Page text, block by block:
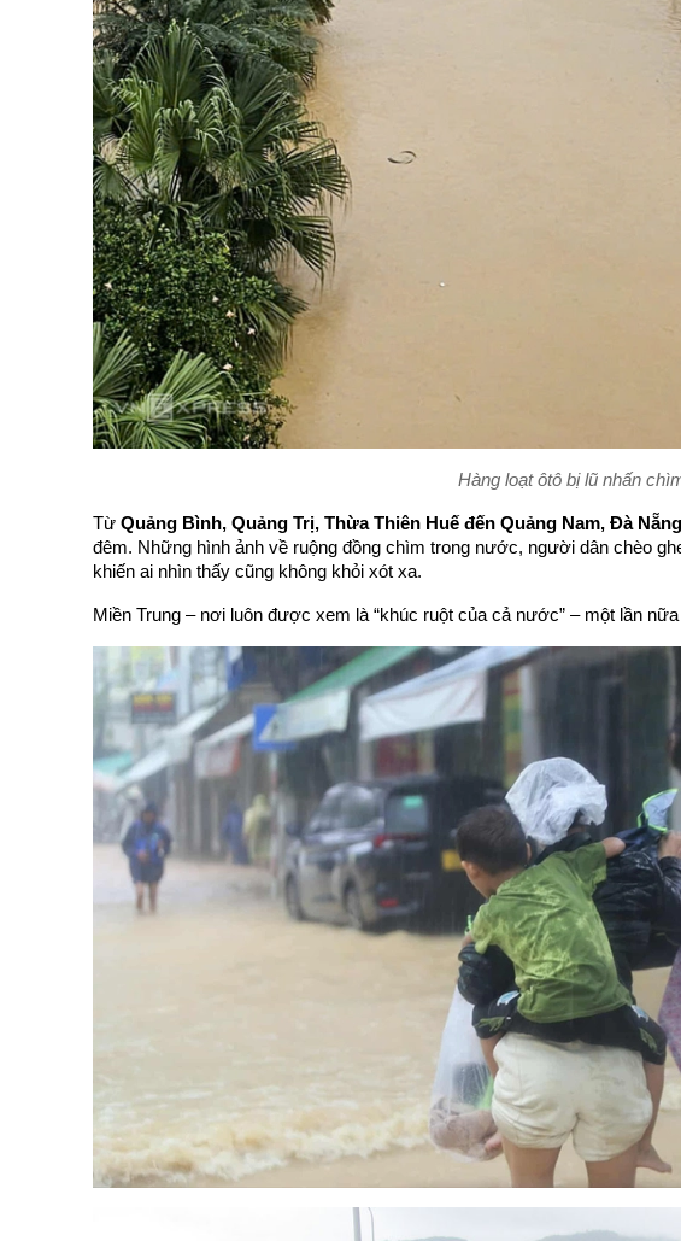
Hàng loạt ôtô bị lũ nhấn
Từ Quảng Bình, Quảng Trị, Thừa Thiên Huế đến Quảng Nam, Đà
đêm. Những hình ảnh về ruộng đồng chìm trong nước, người dân chèo
khiến ai nhìn thấy cũng không khỏi xót xa.
Miền Trung – nơi luôn được xem là “khúc ruột của cả nước” – một lần